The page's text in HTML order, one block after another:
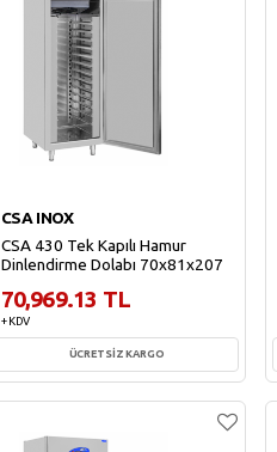
CSA INOX
CSA 430 Tek Kapılı Hamur
Dinlendirme Dolabı 70x81x207
70,969.13 TL
+ KDV
ÜCRETSİZ KARGO
Sepete Ekle